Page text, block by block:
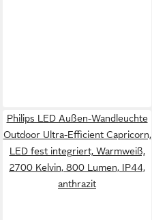
Philips LED Außen-Wandleuchte
Outdoor Ultra-Efficient Capricorn,
LED fest integriert, Warmweiß,
2700 Kelvin, 800 Lumen, IP44,
anthrazit